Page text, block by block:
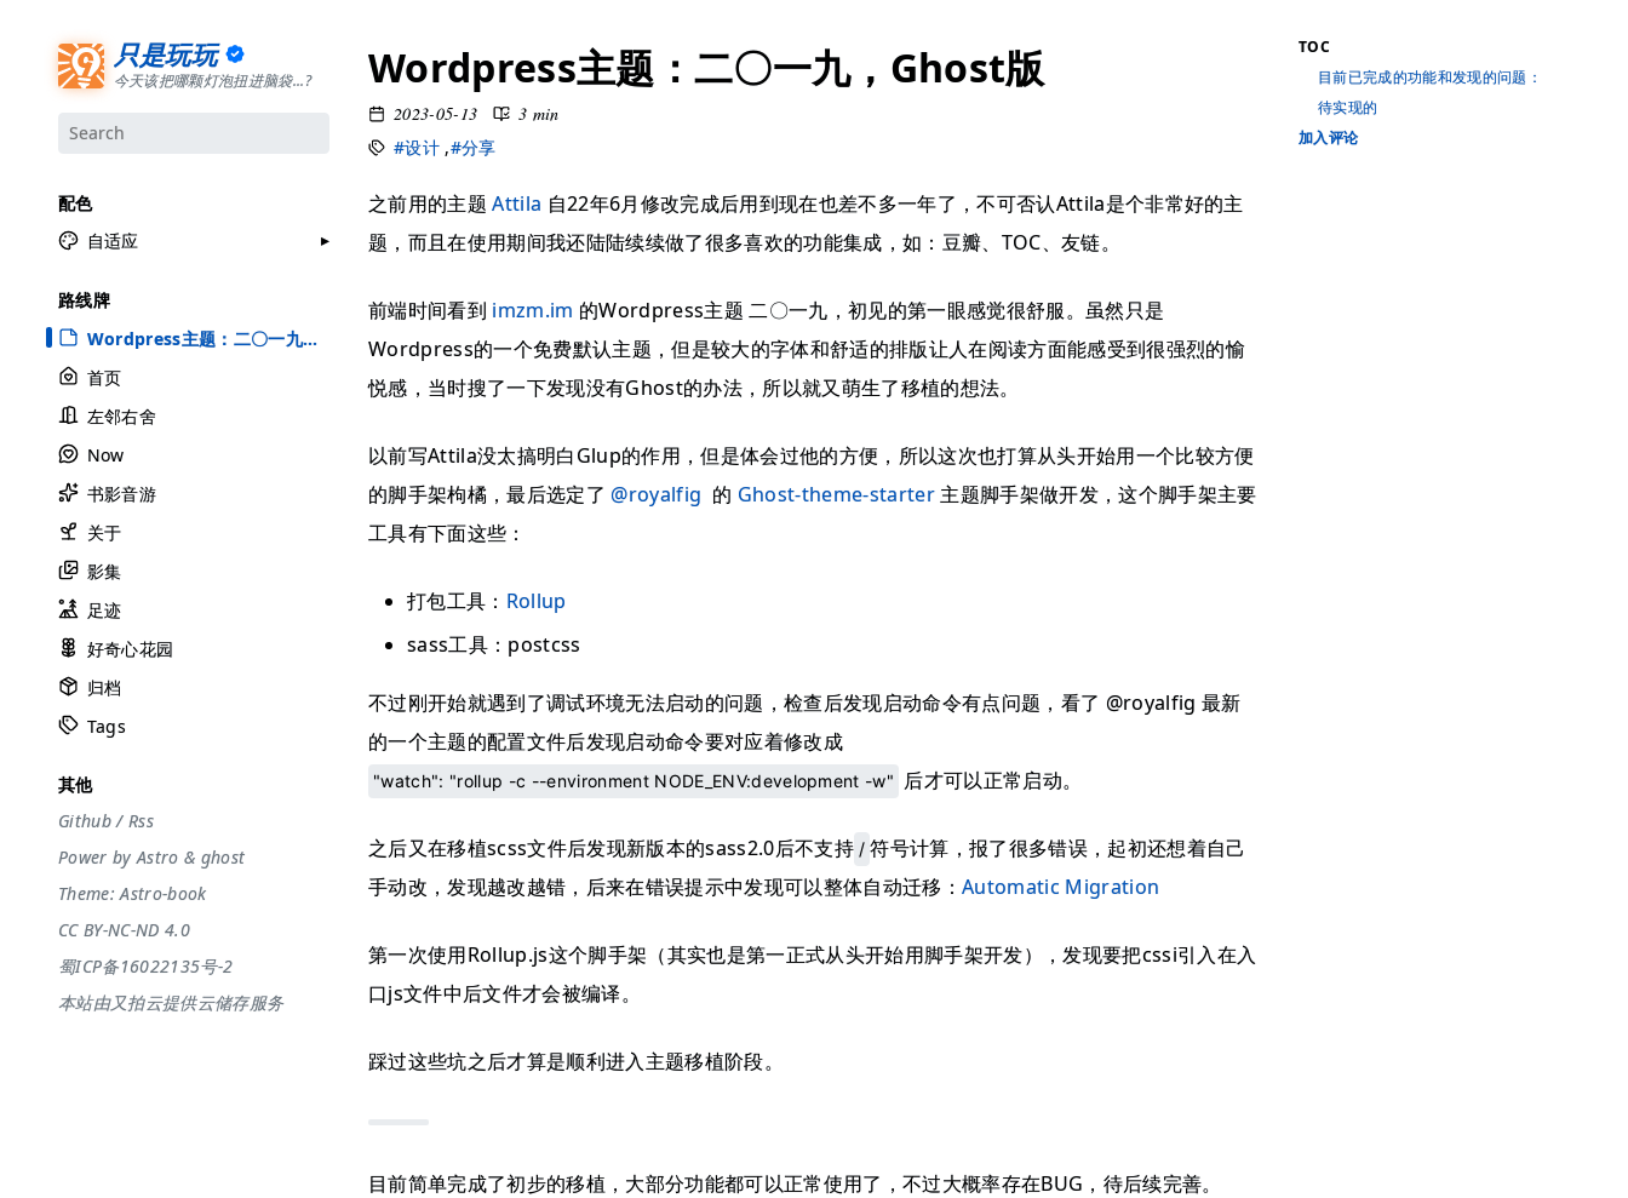
只是玩玩
今天该把哪颗灯泡扭进脑袋...?
配色
自适应
极夜黑
雅余黄
昱行粉
她的蓝
莫比乌斯
香草绿
自适应
路线牌
Wordpress主题：二〇一九，Ghost版
首页
左邻右舍
Now
书影音游
关于
影集
足迹
好奇心花园
归档
Tags
其他
Github/ Rss
Power byAstro & ghost
Theme:Astro-book
CC BY-NC-ND 4.0
蜀ICP备16022135号-2
本站由又拍云提供云储存服务
Wordpress主题：二〇一九，Ghost版
2023-05-13
3 min
#设计 ,#分享
之前用的主题Attila 自22年6月修改完成后用到现在也差不多一年了，不可否认Attila是个非常好的主
题，而且在使用期间我还陆陆续续做了很多喜欢的功能集成，如：豆瓣、TOC、友链。
前端时间看到 imzm.im 的Wordpress主题 二〇一九，初见的第一眼感觉很舒服。虽然只是
Wordpress的一个免费默认主题，但是较大的字体和舒适的排版让人在阅读方面能感受到很强烈的愉
悦感，当时搜了一下发现没有Ghost的办法，所以就又萌生了移植的想法。
以前写Attila没太搞明白Glup的作用，但是体会过他的方便，所以这次也打算从头开始用一个比较方便
的脚手架枸橘，最后选定了 @royalfig 的 Ghost-theme-starter主题脚手架做开发，这个脚手架主要
工具有下面这些：
打包工具： Rollup
sass工具：postcss
不过刚开始就遇到了调试环境无法启动的问题，检查后发现启动命令有点问题，看了 @royalfig 最新
的一个主题的配置文件后发现启动命令要对应着修改成
"watch": "rollup -c --environment NODE_ENV:development -w" 后才可以正常启动。
之后又在移植scss文件后发现新版本的sass2.0后不支持 / 符号计算，报了很多错误，起初还想着自己
手动改，发现越改越错，后来在错误提示中发现可以整体自动迁移： Automatic Migration
第一次使用Rollup.js这个脚手架（其实也是第一正式从头开始用脚手架开发），发现要把cssi引入在入
口js文件中后文件才会被编译。
踩过这些坑之后才算是顺利进入主题移植阶段。
目前简单完成了初步的移植，大部分功能都可以正常使用了，不过大概率存在BUG，待后续完善。
TOC
目前已完成的功能和发现的问题：
待实现的
加入评论